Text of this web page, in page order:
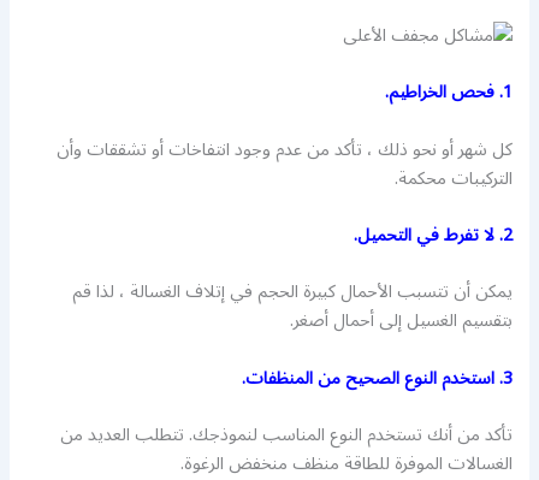
1. فحص الخراطيم.
كل شهر أو نحو ذلك ، تأكد من عدم وجود انتفاخات أو تشققات وأن
التركيبات محكمة.
2. لا تفرط في التحميل.
يمكن أن تتسبب الأحمال كبيرة الحجم في إتلاف الغسالة ، لذا قم
بتقسيم الغسيل إلى أحمال أصغر.
3. استخدم النوع الصحيح من المنظفات.
تأكد من أنك تستخدم النوع المناسب لنموذجك. تتطلب العديد من
الغسالات الموفرة للطاقة منظف منخفض الرغوة.